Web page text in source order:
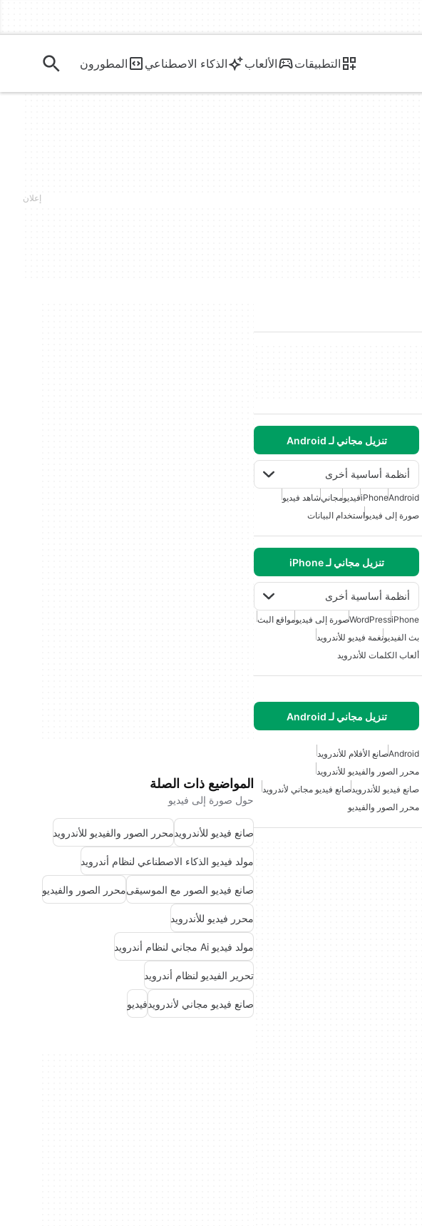
التطبيقات الألعاب الذكاء الاصطناعي المطورون
تنزيل مجاني لـ Android
أنظمة أساسية أخرى
Android
iPhoneفيديومجانيشاهد فيديو
صورة إلى فيديواستخدام البيانات
تنزيل مجاني لـ iPhone
أنظمة أساسية أخرى
iPhone
WordPressصورة إلى فيديومواقع البث
بث الفيديونغمة فيديو للأندرويد
ألعاب الكلمات للأندرويد
تنزيل مجاني لـ Android
Androidصانع الأفلام للأندرويد
محرر الصور والفيديو للأندرويد
صانع فيديو للأندرويدصانع فيديو مجاني لأندرويد
محرر الصور والفيديو
المواضيع ذات الصلة
حول صورة إلى فيديو
صانع فيديو للأندرويدمحرر الصور والفيديو للأندرويد
مولد فيديو الذكاء الاصطناعي لنظام أندرويد
صانع فيديو الصور مع الموسيقىمحرر الصور والفيديو
محرر فيديو للأندرويد
مولد فيديو Ai مجاني لنظام أندرويد
تحرير الفيديو لنظام أندرويد
صانع فيديو مجاني لأندرويدفيديو